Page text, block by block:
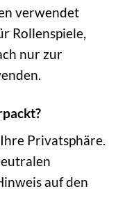
verwendet
Rollenspiele,
nur zur
Privatsphäre.
auf den